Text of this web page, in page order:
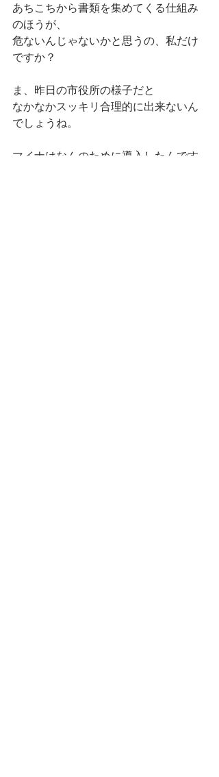
あちこちから書類を集めてくる仕組み
のほうが、
危ないんじゃないかと思うの、私だけ
ですか？
ま、昨日の市役所の様子だと
なかなかスッキリ合理的に出来ないん
でしょうね。
マイナはなんのために導入したんです